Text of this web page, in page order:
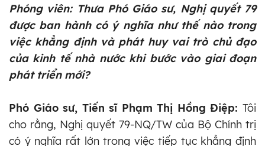
Phóng viên: Thưa Phó Giáo sư, Nghị quyết 79
được ban hành có ý nghĩa như thế nào trong
việc khẳng định và phát huy vai trò chủ đạo
của kinh tế nhà nước khi bước vào giai đoạn
phát triển mới?
Phó Giáo sư, Tiến sĩ Phạm Thị Hồng Điệp: Tôi
cho rằng, Nghị quyết 79-NQ/TW của Bộ Chính trị
có ý nghĩa rất lớn trong việc tiếp tục khẳng định